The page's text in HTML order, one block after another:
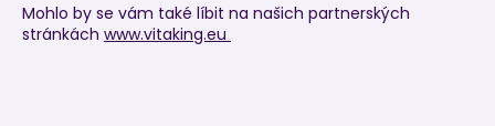
Mohlo by se vám také líbit na našich partnerských
stránkách www.vitaking.eu